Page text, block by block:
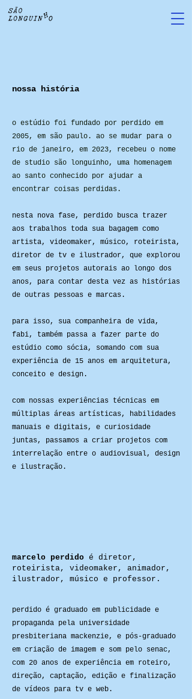
nossa história
o estúdio foi fundado por perdido em
2005, em são paulo. ao se mudar para o
rio de janeiro, em 2023, recebeu o nome
de studio são longuinho, uma homenagem
ao santo conhecido por ajudar a
encontrar coisas perdidas.
nesta nova fase, perdido busca trazer
aos trabalhos toda sua bagagem como
artista, videomaker, músico, roteirista,
diretor de tv e ilustrador, que explorou
em seus projetos autorais ao longo dos
anos, para contar desta vez as histórias
de outras pessoas e marcas.
para isso, sua companheira de vida,
fabi, também passa a fazer parte do
estúdio como sócia, somando com sua
experiência de 15 anos em arquitetura,
conceito e design.
com nossas experiências técnicas em
múltiplas áreas artísticas, habilidades
manuais e digitais, e curiosidade
juntas, passamos a criar projetos com
interrelação entre o audiovisual, design
e ilustração.
marcelo perdido é diretor,
roteirista, videomaker, animador,
ilustrador, músico e professor.
perdido é graduado em publicidade e
propaganda pela universidade
presbiteriana mackenzie, e pós-graduado
em criação de imagem e som pelo senac,
com 20 anos de experiência em roteiro,
direção, captação, edição e finalização
de vídeos para tv e web.